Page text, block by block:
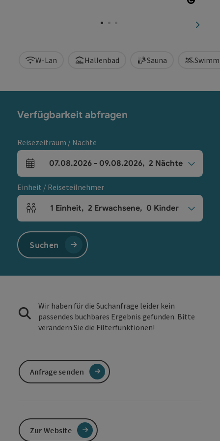
W-Lan Hallenbad Sauna
Verfügbarkeit abfragen
Reisezeitraum / Nächte
An- und Abreisefelder
07.08.2026 - 09.08.2026, 2 Nächte
Einheit / Reiseteilnehmer
Einheitenanzahl und Personenfelder
1 Einheit, 2 Erwachsene, 0 Kinder
Suchen
Wir haben für die Suchanfrage leider kein
passendes buchbares Ergebnis gefunden. Bitte
verändern Sie die Filterfunktionen!
Anfrage senden
Zur Website